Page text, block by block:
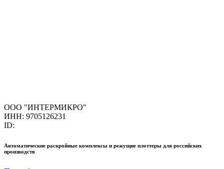
ООО "ИНТЕРМИКРО"
ИНН: 9705126231
ID:
Автоматические раскройные комплексы и режущие плоттеры для российских
производств